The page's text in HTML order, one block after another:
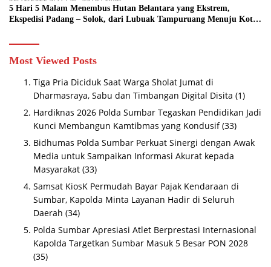
5 Hari 5 Malam Menembus Hutan Belantara yang Ekstrem,
Ekspedisi Padang – Solok, dari Lubuak Tampuruang Menuju Koto
Most Viewed Posts
Tiga Pria Diciduk Saat Warga Sholat Jumat di
Dharmasraya, Sabu dan Timbangan Digital Disita (1)
Hardiknas 2026 Polda Sumbar Tegaskan Pendidikan Jadi
Kunci Membangun Kamtibmas yang Kondusif (33)
Bidhumas Polda Sumbar Perkuat Sinergi dengan Awak
Media untuk Sampaikan Informasi Akurat kepada
Masyarakat (33)
Samsat KiosK Permudah Bayar Pajak Kendaraan di
Sumbar, Kapolda Minta Layanan Hadir di Seluruh
Daerah (34)
Polda Sumbar Apresiasi Atlet Berprestasi Internasional
Kapolda Targetkan Sumbar Masuk 5 Besar PON 2028
(35)